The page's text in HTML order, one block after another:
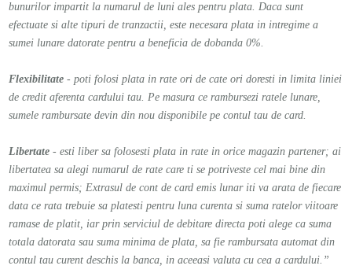
bunurilor impartit la numarul de luni ales pentru plata. Daca sunt
efectuate si alte tipuri de tranzactii, este necesara plata in intregime a
sumei lunare datorate pentru a beneficia de dobanda 0%.
Flexibilitate - poti folosi plata in rate ori de cate ori doresti in limita liniei
de credit aferenta cardului tau. Pe masura ce rambursezi ratele lunare,
sumele rambursate devin din nou disponibile pe contul tau de card.
Libertate - esti liber sa folosesti plata in rate in orice magazin partener; ai
libertatea sa alegi numarul de rate care ti se potriveste cel mai bine din
maximul permis; Extrasul de cont de card emis lunar iti va arata de fiecare
data ce rata trebuie sa platesti pentru luna curenta si suma ratelor viitoare
ramase de platit, iar prin serviciul de debitare directa poti alege ca suma
totala datorata sau suma minima de plata, sa fie rambursata automat din
contul tau curent deschis la banca, in aceeasi valuta cu cea a cardului.”